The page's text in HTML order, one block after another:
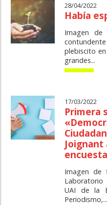
28/04/2022
Había
Imagen de
plebiscito
grandes...
17/03/2022
Primera
Joignant
Imagen de
Laboratorio
UAI de la
Periodismo,...